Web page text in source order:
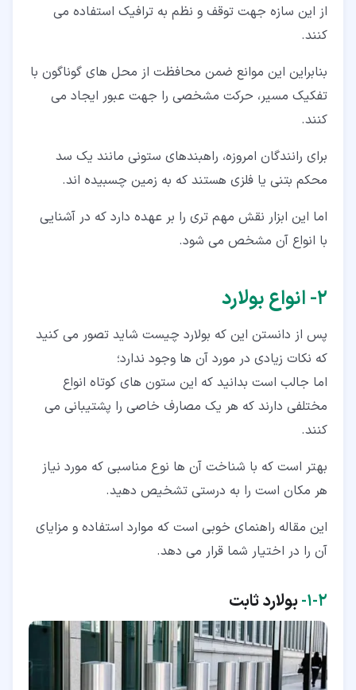
از این سازه جهت توقف و نظم به ترافیک استفاده می
کنند.
بنابراین این موانع ضمن محافظت از محل های گوناگون با
تفکیک مسیر، حرکت مشخصی را جهت عبور ایجاد می
کنند.
برای رانندگان امروزه، راهبندهای ستونی مانند یک سد
محکم بتنی یا فلزی هستند که به زمین چسبیده اند.
اما این ابزار نقش مهم تری را بر عهده دارد که در آشنایی
با انواع آن مشخص می شود.
۲‏- انواع بولارد
پس از دانستن این که بولارد چیست شاید تصور می کنید
که نکات زیادی در مورد آن ها وجود ندارد؛
اما جالب است بدانید که این ستون های کوتاه انواع
مختلفی دارند که هر یک مصارف خاصی را پشتیبانی می
کنند.
بهتر است که با شناخت آن ها نوع مناسبی که مورد نیاز
هر مکان است را به درستی تشخیص دهید.
این مقاله راهنمای خوبی است که موارد استفاده و مزایای
آن را در اختیار شما قرار می دهد.
۲‏-‏۱‏- بولارد ثابت